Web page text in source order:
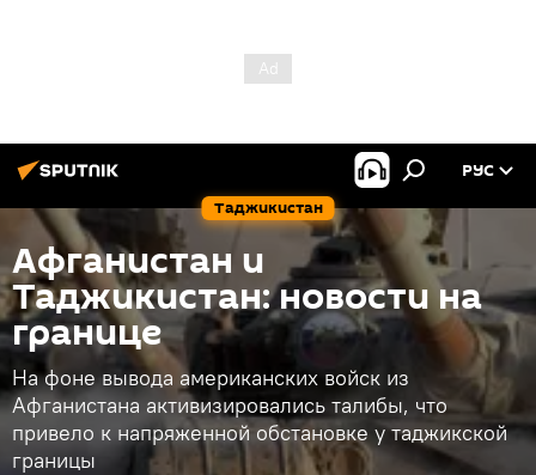
Таджикистан
РУС
Афганистан и
Таджикистан: новости на
границе
На фоне вывода американских войск из
Афганистана активизировались талибы, что
привело к напряженной обстановке у таджикской
границы